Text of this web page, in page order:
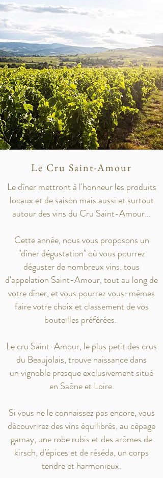
Le Cru Saint-Amour
Le dîner mettront à l'honneur les produits
locaux et de saison mais aussi et surtout
autour des vins du Cru Saint-Amour...
Cette année, nous vous proposons un
"dîner dégustation" où vous pourrez
déguster de nombreux vins, tous
d'appelation Saint-Amour, tout au long de
votre dîner, et vous pourrez vous-mêmes
faire votre choix et classement de vos
bouteilles préférées.
Le cru Saint-Amour, le plus petit des crus
du Beaujolais, trouve naissance dans
unvignoble presque exclusivement situé
en Saône et Loire.
Si vous ne le connaissez pas encore, vous
découvrirez des vins équilibrés, au cépage
gamay, une robe rubis et des arômes de
kirsch, d’épices et de réséda, un corps
tendre et harmonieux.